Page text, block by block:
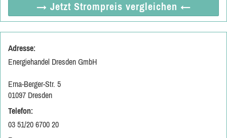
→ Jetzt Strompreis vergleichen ←
Adresse:
Energiehandel Dresden GmbH
Erna-Berger-Str. 5
01097 Dresden
Telefon:
03 51/20 6700 20